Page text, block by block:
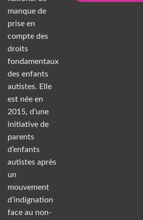
manque de
prise en
compte des
droits
fondamentaux
des enfants
autistes. Elle
est née en
2015, d’une
initiative de
parents
d’enfants
autistes après
un
mouvement
d’indignation
face au non-